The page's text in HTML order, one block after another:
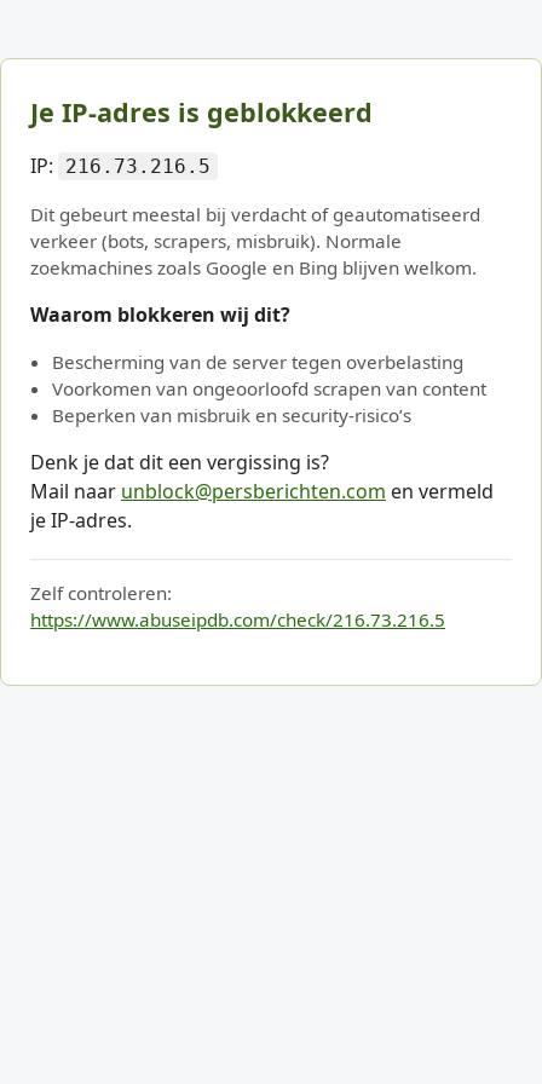
Je IP-adres is geblokkeerd
IP: 216.73.216.5
Dit gebeurt meestal bij verdacht of geautomatiseerd
verkeer (bots, scrapers, misbruik). Normale
zoekmachines zoals Google en Bing blijven welkom.
Waarom blokkeren wij dit?
Bescherming van de server tegen overbelasting
Voorkomen van ongeoorloofd scrapen van content
Beperken van misbruik en security-risico’s
Denk je dat dit een vergissing is?
Mail naar unblock@persberichten.com en vermeld
je IP-adres.
Zelf controleren:
https://www.abuseipdb.com/check/216.73.216.5